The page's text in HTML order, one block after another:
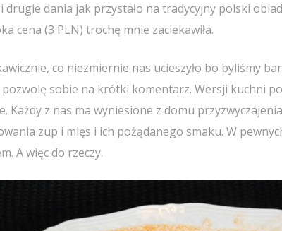
drugie dania jak przystało na tradycyjny polski
cena (3 PLN) trochę mnie zaciekawiła.
co niezmiernie nas ucieszyło bo byliśmy
pozwolę sobie na krótki komentarz. Wersji kuchni
Każdy z nas ma wyniesione z domu
zup i mięs i ich pożądanego smaku. W
A więc do rzeczy.